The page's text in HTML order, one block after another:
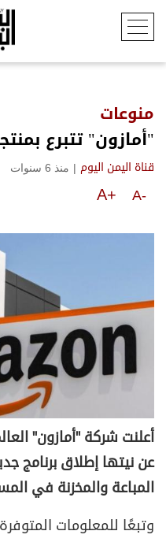
منوعات
"أمازون" تتبرع
قناة اليمن اليوم | منذ 6 سنوات
A-
A+
أعلنت شركة "أمازون"
عن نيتها إطلاق برنامج
المباعة والمخزنة في